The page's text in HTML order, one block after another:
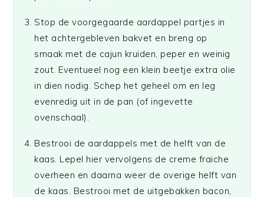
Stop de voorgegaarde aardappel partjes in
het achtergebleven bakvet en breng op
smaak met de cajun kruiden, peper en weinig
zout. Eventueel nog een klein beetje extra olie
in dien nodig. Schep het geheel om en leg
evenredig uit in de pan (of ingevette
ovenschaal).
Bestrooi de aardappels met de helft van de
kaas. Lepel hier vervolgens de creme fraiche
overheen en daarna weer de overige helft van
de kaas. Bestrooi met de uitgebakken bacon,